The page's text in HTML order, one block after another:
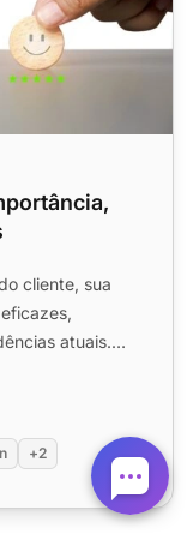
cliente, sua
atuais.
+2